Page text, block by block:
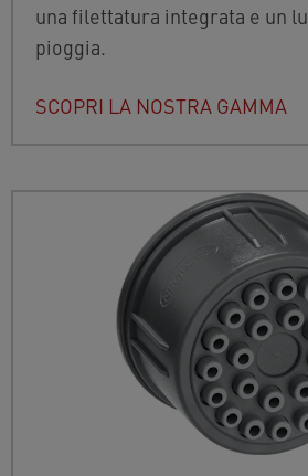
una filettatura integrata e un
pioggia.
SCOPRI LA NOSTRA GAMMA